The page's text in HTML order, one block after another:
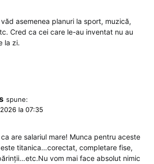
asemenea planuri la sport, muzică,
Cred ca cei care le-au inventat nu au
la zi.
spune:
la 07:35
are salariul mare! Munca pentru aceste
titanica…corectat, completare fise,
vom mai face absolut nimic